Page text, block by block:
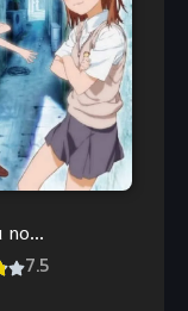
no
เรล7.5